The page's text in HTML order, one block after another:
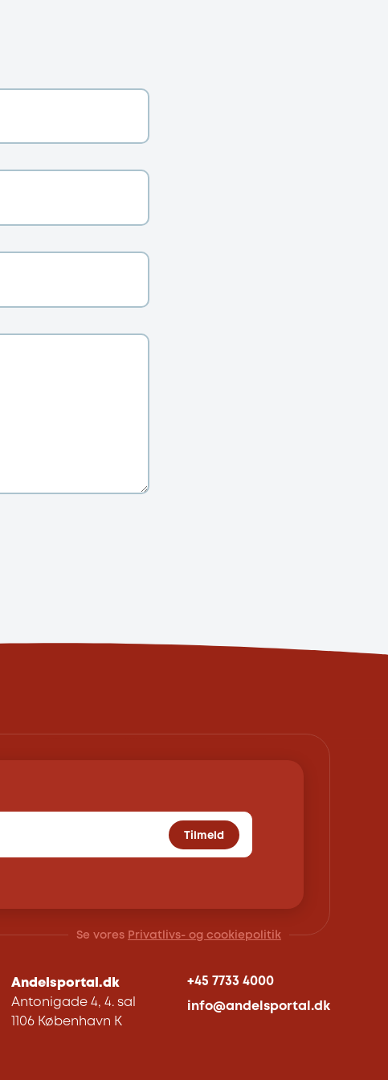
Tilmeld
Se vores Privatlivs- og cookiepolitik
Andelsportal.dk
Antonigade 4, 4. sal
1106 København K
+45 7733 4000
info@andelsportal.dk